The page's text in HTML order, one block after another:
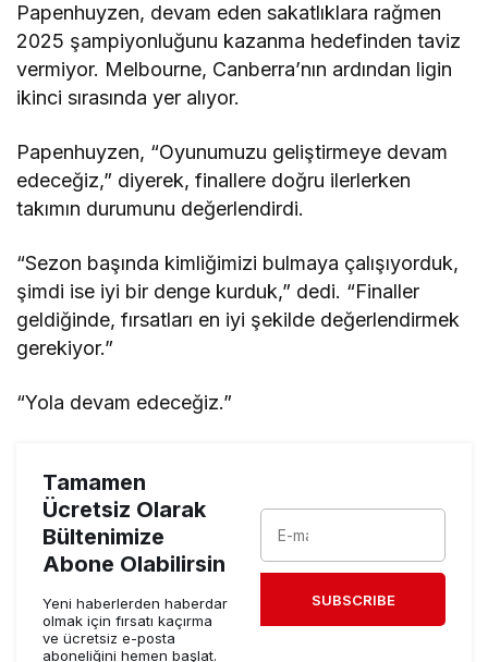
Papenhuyzen, devam eden sakatlıklara rağmen
2025 şampiyonluğunu kazanma hedefinden taviz
vermiyor. Melbourne, Canberra’nın ardından ligin
ikinci sırasında yer alıyor.
Papenhuyzen, “Oyunumuzu geliştirmeye devam
edeceğiz,” diyerek, finallere doğru ilerlerken
takımın durumunu değerlendirdi.
“Sezon başında kimliğimizi bulmaya çalışıyorduk,
şimdi ise iyi bir denge kurduk,” dedi. “Finaller
geldiğinde, fırsatları en iyi şekilde değerlendirmek
gerekiyor.”
“Yola devam edeceğiz.”
Tamamen
Ücretsiz Olarak
Bültenimize
Abone Olabilirsin
Yeni haberlerden haberdar
olmak için fırsatı kaçırma
ve ücretsiz e-posta
aboneliğini hemen başlat.
SUBSCRIBE